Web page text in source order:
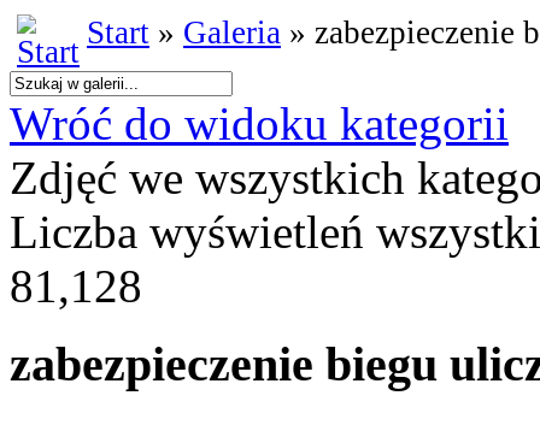
Start » Galeria » zabezpieczenie
Wróć do widoku kategorii
Zdjęć we wszystkich
Liczba wyświetleń
81,128
zabezpieczenie biegu